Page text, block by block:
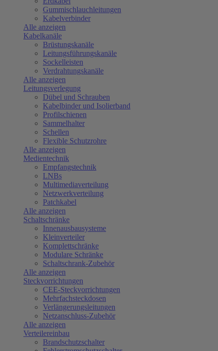
Gummischlauchleitungen
Kabelverbinder
Alle anzeigen
Kabelkanäle
Brüstungskanäle
Leitungsführungskanäle
Sockelleisten
Verdrahtungskanäle
Alle anzeigen
Leitungsverlegung
Dübel und Schrauben
Kabelbinder und Isolierband
Profilschienen
Sammelhalter
Schellen
Flexible Schutzrohre
Alle anzeigen
Medientechnik
Empfangstechnik
LNBs
Multimediaverteilung
Netzwerkverteilung
Patchkabel
Alle anzeigen
Schaltschränke
Innenausbausysteme
Kleinverteiler
Komplettschränke
Modulare Schränke
Schaltschrank-Zubehör
Alle anzeigen
Steckvorrichtungen
CEE-Steckvorrichtungen
Mehrfachsteckdosen
Verlängerungsleitungen
Netzanschluss-Zubehör
Alle anzeigen
Verteilereinbau
Brandschutzschalter